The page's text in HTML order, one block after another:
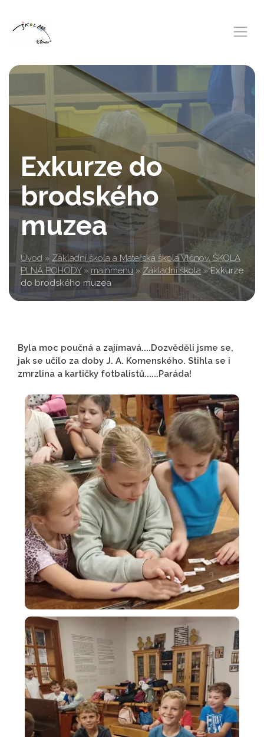
Exkurze do
brodského
muzea
Úvod » Základní škola a Mateřská škola Vlčnov, ŠKOLA
PLNÁ POHODY » mainmenu » Základní škola » Exkurze
do brodského muzea
Byla moc poučná a zajímavá....Dozvěděli jsme se,
jak se učilo za doby J. A. Komenského. Stihla se i
zmrzlina a kartičky fotbalistů......Paráda!